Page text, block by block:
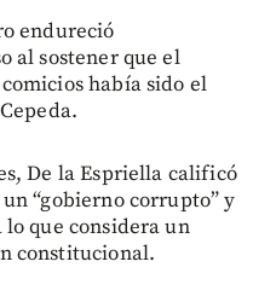
endureció
al sostener que el
había sido el
De la Espriella calificó
“gobierno corrupto” y
que considera un
constitucional.